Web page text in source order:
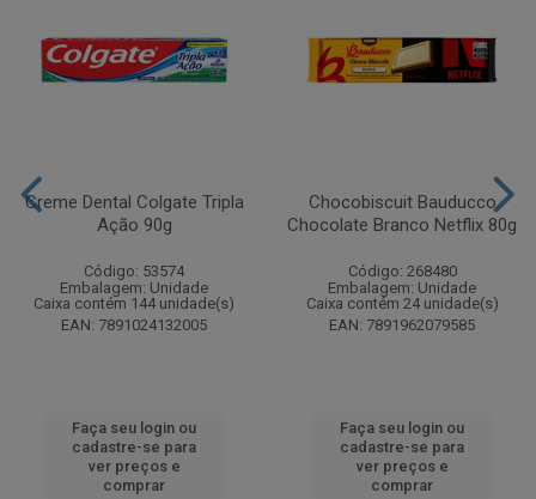
Creme Dental Colgate Tripla
Ação 90g
Código: 53574
Embalagem: Unidade
Caixa contém 144 unidade(s)
EAN: 7891024132005
Faça seu login ou
cadastre-se para
ver preços e
comprar
Chocobiscuit Bauducco
Chocolate Branco Netflix 80g
Código: 268480
Embalagem: Unidade
Caixa contém 24 unidade(s)
EAN: 7891962079585
Faça seu login ou
cadastre-se para
ver preços e
comprar